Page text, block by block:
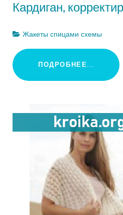
Кардиган,
Жакеты спицами схемы
ПОДРОБНЕЕ...